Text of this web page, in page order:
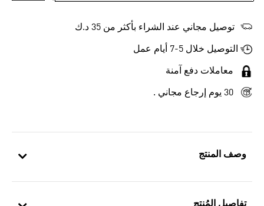
وصف المنتج
توصيل مجاني عند الشراء بأكثر من 35 د.ك
التوصيل خلال 5-7 أيام عمل
معاملات دفع آمنة